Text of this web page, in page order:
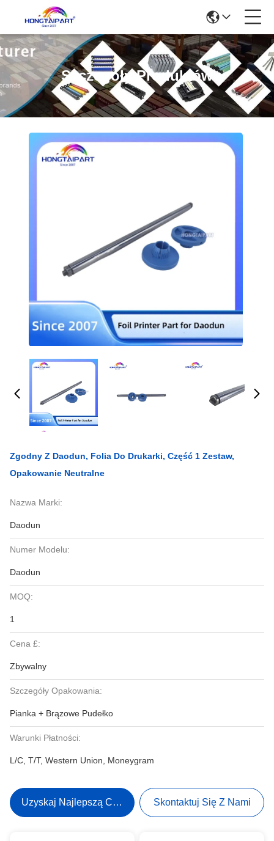
Szczegóły Produktów
Zgodny Z Daodun, Folia Do Drukarki, Część 1 Zestaw,
Opakowanie Neutralne
Nazwa Marki:
Daodun
Numer Modelu:
Daodun
MOQ:
1
Cena £:
Zbywalny
Szczegóły Opakowania:
Pianka + Brązowe Pudełko
Warunki Płatności:
L/C, T/T, Western Union, Moneygram
Uzyskaj Najlepszą Cenę Skontaktuj Się Z Nami